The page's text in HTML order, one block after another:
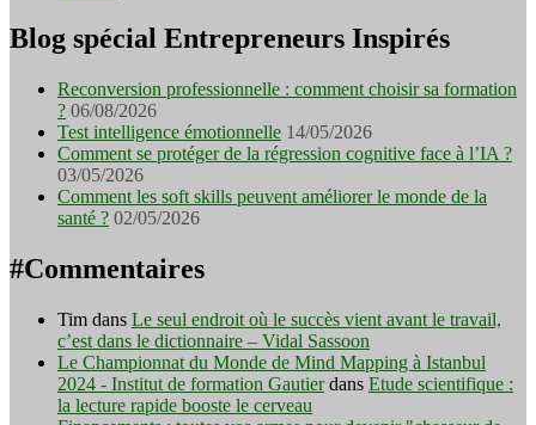
Blog spécial Entrepreneurs Inspirés
Reconversion professionnelle : comment choisir sa formation
? 06/08/2026
Test intelligence émotionnelle 14/05/2026
Comment se protéger de la régression cognitive face à l’IA ?
03/05/2026
Comment les soft skills peuvent améliorer le monde de la
santé ? 02/05/2026
#Commentaires
Tim dans Le seul endroit où le succès vient avant le travail,
c’est dans le dictionnaire – Vidal Sassoon
Le Championnat du Monde de Mind Mapping à Istanbul
2024 - Institut de formation Gautierdans Etude scientifique :
la lecture rapide booste le cerveau